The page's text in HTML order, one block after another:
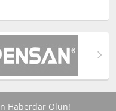
Haberdar Olun!